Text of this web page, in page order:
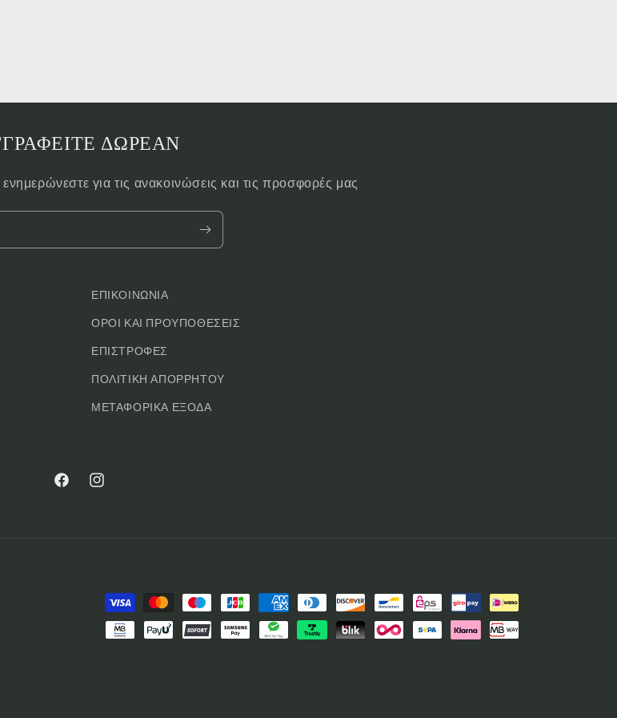
ΔΩΡΕΑΝ
για τις ανακοινώσεις και τις προσφορές μας
ΕΠΙΚΟΙΝΩΝΙΑ
ΟΡΟΙ ΚΑΙ ΠΡΟΥΠΟΘΕΣΕΙΣ
ΕΠΙΣΤΡΟΦΕΣ
ΠΟΛΙΤΙΚΗ ΑΠΟΡΡΗΤΟΥ
ΜΕΤΑΦΟΡΙΚΑ ΕΞΟΔΑ
FacebookInstagram
Μέθοδοι
πληρωμής